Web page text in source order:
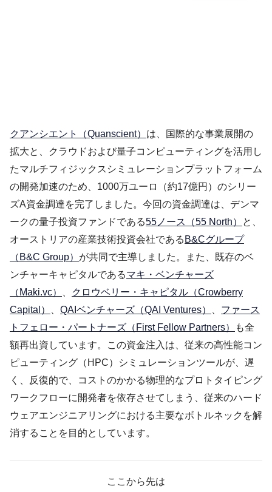
クアンシエント（Quanscient） は、国際的な事業展開の
拡大と、クラウドおよび量子コンピューティングを活用し
たマルチフィジックスシミュレーションプラットフォーム
の開発加速のため、1000万ユーロ（約17億円）のシリー
ズA資金調達を完了しました。今回の資金調達は、デンマ
ークの量子投資ファンドである55ノース（55 North）
と、
オーストリアの産業技術投資会社である B&Cグループ
（B&C Group） が共同で主導しました。また、既存のベ
ンチャーキャピタルであるマキ・ベンチャーズ
（Maki.vc）
クロウベリー・キャピタル（Crowberry
Capital）
QAIベンチャーズ（QAI Ventures）
ファース
トフェロー・パートナーズ（First Fellow Partners）
も全
額再出資しています。この資金注入は、従来の高性能コン
ピューティング（HPC）シミュレーションツールが、遅
く、反復的で、コストのかかる物理的なプロトタイピング
ワークフローに開発者を依存させてしまう、従来のハード
ウェアエンジニアリングにおける主要なボトルネックを解
消することを目的としています。
ここから先は